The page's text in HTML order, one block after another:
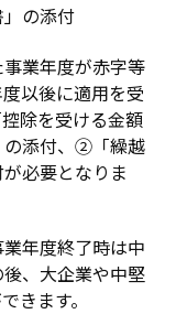
の添付
業年度が赤字等
以後に適用を受
除を受ける金額
の添付、②「繰越
必要となりま
年度終了時は中
、大企業や中堅
きます。